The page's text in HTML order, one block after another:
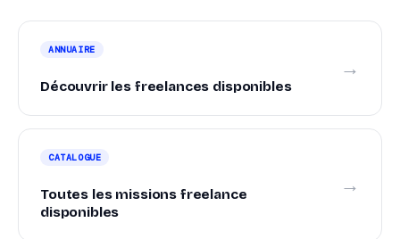
ANNUAIRE
Découvrir les freelances disponibles
→
CATALOGUE
Toutes les missions freelance
disponibles
→